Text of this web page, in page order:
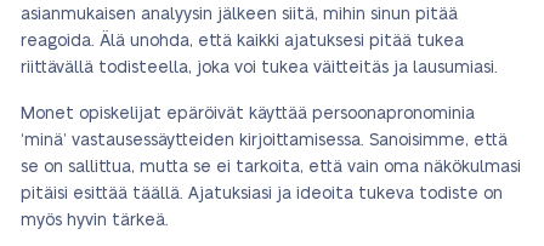
asianmukaisen analyysin jälkeen siitä, mihin sinun pitää
reagoida. Älä unohda, että kaikki ajatuksesi pitää tukea
riittävällä todisteella, joka voi tukea väitteitäs ja lausumiasi.
Monet opiskelijat epäröivät käyttää persoonapronominia
‘minä’ vastausessäytteiden kirjoittamisessa. Sanoisimme, että
se on sallittua, mutta se ei tarkoita, että vain oma näkökulmasi
pitäisi esittää täällä. Ajatuksiasi ja ideoita tukeva todiste on
myös hyvin tärkeä.